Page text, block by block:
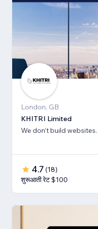
London, GB
KHITRI Limited
We don’t build
4.7 (18)
शुरूआती रेट $100